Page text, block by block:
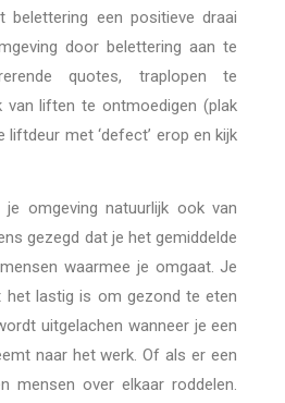
belettering een positieve draai
door belettering aan te
quotes, traplopen te
van liften te ontmoedigen (plak
liftdeur met ‘defect’ erop en kijk
omgeving natuurlijk ook van
gezegd dat je het gemiddelde
waarmee je omgaat. Je
het lastig is om gezond te eten
uitgelachen wanneer je een
naar het werk. Of als er een
mensen over elkaar roddelen.